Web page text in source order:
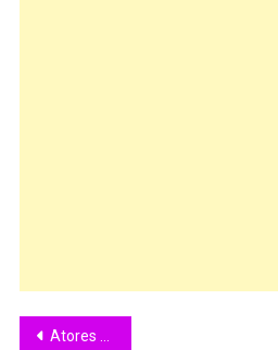
Atores de ” O Agente Secreto ” filme indicado com 4 Oscars, já fizeram Live no Canal Caçadores de Cinema